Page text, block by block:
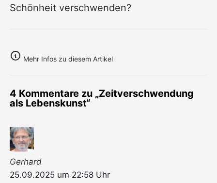
Schönheit verschwenden?
Mehr Infos zu diesem Artikel
4 Kommentare zu „Zeitverschwendung
als Lebenskunst“
Gerhard
25.09.2025 um 22:58 Uhr